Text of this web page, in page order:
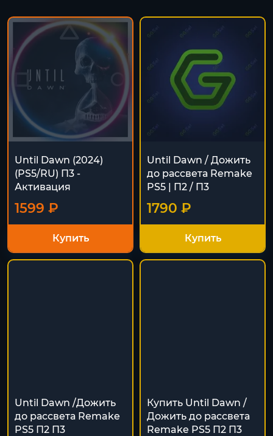
Until Dawn (2024)
(PS5/RU) П3 -
Активация
1599 ₽
Купить
Until Dawn / Дожить
до рассвета Remake
PS5 | П2 / П3
1790 ₽
Купить
Until Dawn /Дожить
до рассвета Remake
PS5 П2 П3
Купить Until Dawn /
Дожить до рассвета
Remake PS5 П2 П3